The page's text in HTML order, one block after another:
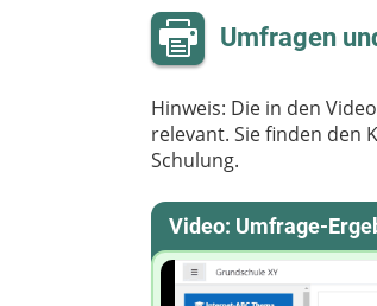
Umfragen
Hinweis: Die in den
relevant. Sie finden den
Schulung.
Video: Umfrage-